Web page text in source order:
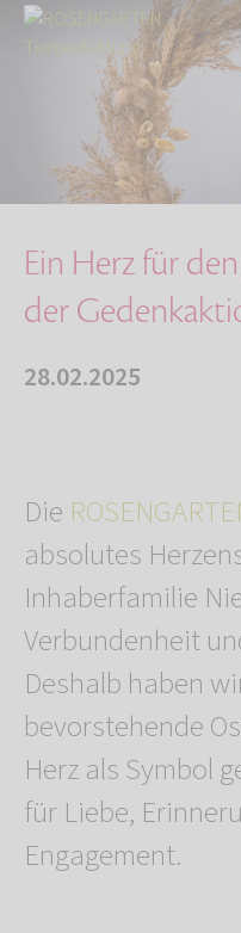
Über uns
Aktuelles
Ein Herz für den guten Zweck:
Ein Herz für
der
28.02.2025
Die
absolutes
Inhaberfamilie
Verbundenheit
Deshalb haben
bevorstehende
Herz als Symbol
für Liebe,
Engagement.